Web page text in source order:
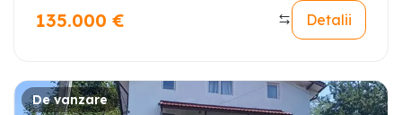
135.000 € Detalii
De vanzare